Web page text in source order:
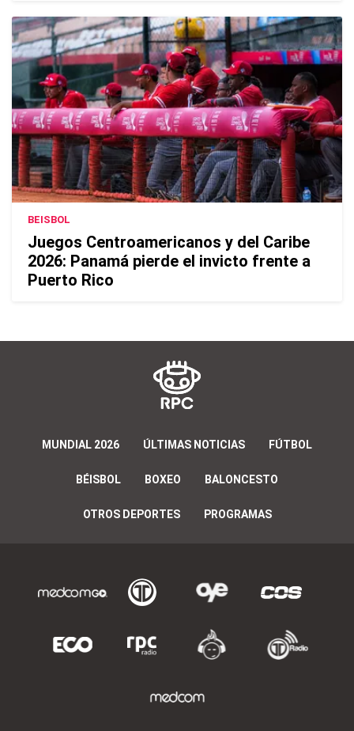
BEISBOL
Juegos Centroamericanos y del Caribe
2026: Panamá pierde el invicto frente a
Puerto Rico
MUNDIAL 2026 ÚLTIMAS NOTICIAS FÚTBOL
BÉISBOL BOXEO BALONCESTO
OTROS DEPORTES PROGRAMAS